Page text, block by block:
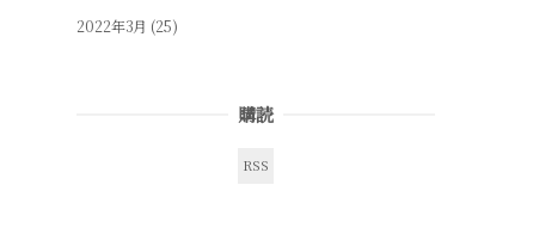
2022年3月 (25)
購読
RSS